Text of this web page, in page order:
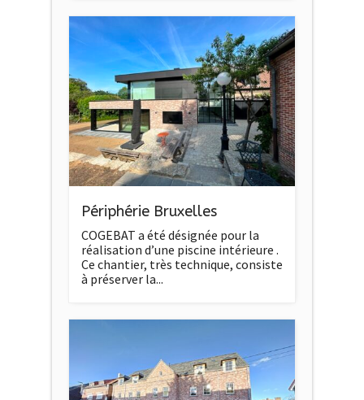
Périphérie Bruxelles
COGEBAT a été désignée pour la
réalisation d’une piscine intérieure .
Ce chantier, très technique, consiste
à préserver la...